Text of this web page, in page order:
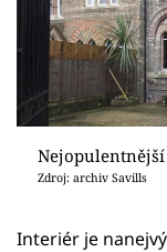
Zdroj: archiv Savills
Interiér je